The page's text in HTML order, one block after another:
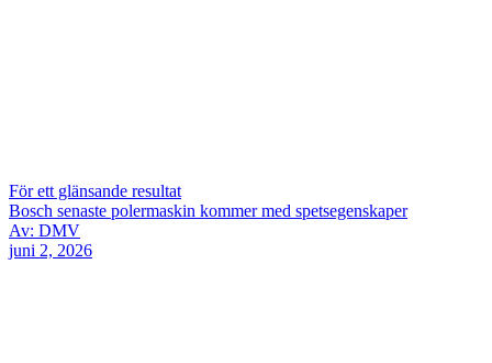
För ett glänsande resultat
Bosch senaste polermaskin kommer med spetsegenskaper
Av: DMV
juni 2, 2026